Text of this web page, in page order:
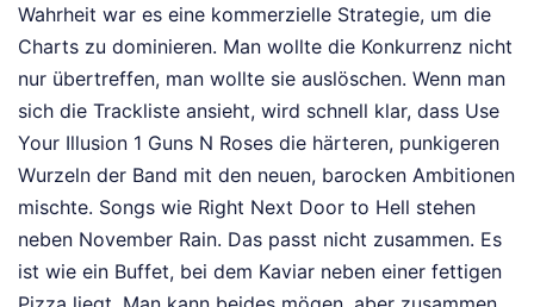
Wahrheit war es eine kommerzielle Strategie, um die
Charts zu dominieren. Man wollte die Konkurrenz nicht
nur übertreffen, man wollte sie auslöschen. Wenn man
sich die Trackliste ansieht, wird schnell klar, dass Use
Your Illusion 1 Guns N Roses die härteren, punkigeren
Wurzeln der Band mit den neuen, barocken Ambitionen
mischte. Songs wie Right Next Door to Hell stehen
neben November Rain. Das passt nicht zusammen. Es
ist wie ein Buffet, bei dem Kaviar neben einer fettigen